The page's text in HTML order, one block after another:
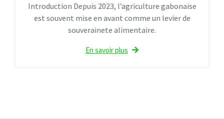
Introduction Depuis 2023, l’agriculture gabonaise
est souvent mise en avant comme un levier de
souverainete alimentaire.
En savoir plus